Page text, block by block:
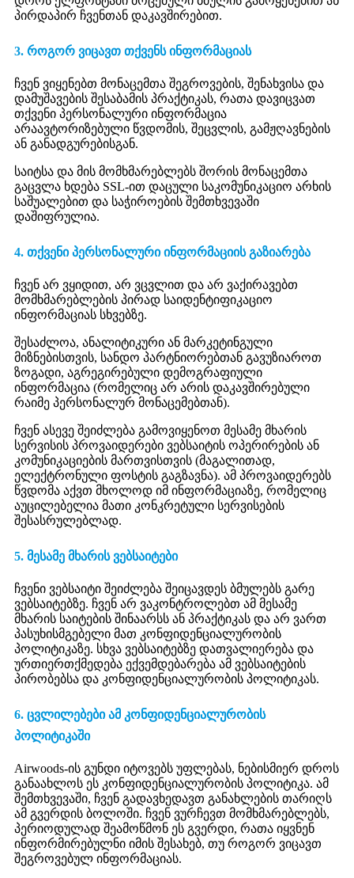
პირდაპირ ჩვენთან დაკავშირებით.
3. როგორ ვიცავთ თქვენს ინფორმაციას
ჩვენ ვიყენებთ მონაცემთა შეგროვების, შენახვისა და
დამუშავების შესაბამის პრაქტიკას, რათა დავიცვათ
თქვენი პერსონალური ინფორმაცია
არაავტორიზებული წვდომის, შეცვლის, გამჟღავნების
ან განადგურებისგან.
საიტსა და მის მომხმარებლებს შორის მონაცემთა
გაცვლა ხდება SSL-ით დაცული საკომუნიკაციო არხის
საშუალებით და საჭიროების შემთხვევაში
დაშიფრულია.
4. თქვენი პერსონალური ინფორმაციის გაზიარება
ჩვენ არ ვყიდით, არ ვცვლით და არ ვაქირავებთ
მომხმარებლების პირად საიდენტიფიკაციო
ინფორმაციას სხვებზე.
შესაძლოა, ანალიტიკური ან მარკეტინგული
მიზნებისთვის, სანდო პარტნიორებთან გავუზიაროთ
ზოგადი, აგრეგირებული დემოგრაფიული
ინფორმაცია (რომელიც არ არის დაკავშირებული
რაიმე პერსონალურ მონაცემებთან).
ჩვენ ასევე შეიძლება გამოვიყენოთ მესამე მხარის
სერვისის პროვაიდერები ვებსაიტის ოპერირების ან
კომუნიკაციების მართვისთვის (მაგალითად,
ელექტრონული ფოსტის გაგზავნა). ამ პროვაიდერებს
წვდომა აქვთ მხოლოდ იმ ინფორმაციაზე, რომელიც
აუცილებელია მათი კონკრეტული სერვისების
შესასრულებლად.
5. მესამე მხარის ვებსაიტები
ჩვენი ვებსაიტი შეიძლება შეიცავდეს ბმულებს გარე
ვებსაიტებზე. ჩვენ არ ვაკონტროლებთ ამ მესამე
მხარის საიტების შინაარსს ან პრაქტიკას და არ ვართ
პასუხისმგებელი მათ კონფიდენციალურობის
პოლიტიკაზე. სხვა ვებსაიტებზე დათვალიერება და
ურთიერთქმედება ექვემდებარება ამ ვებსაიტების
პირობებსა და კონფიდენციალურობის პოლიტიკას.
6. ცვლილებები ამ კონფიდენციალურობის
პოლიტიკაში
Airwoods-ის გუნდი იტოვებს უფლებას, ნებისმიერ დროს
განაახლოს ეს კონფიდენციალურობის პოლიტიკა. ამ
შემთხვევაში, ჩვენ გადავხედავთ განახლების თარიღს
ამ გვერდის ბოლოში. ჩვენ ვურჩევთ მომხმარებლებს,
პერიოდულად შეამოწმონ ეს გვერდი, რათა იყვნენ
ინფორმირებულნი იმის შესახებ, თუ როგორ ვიცავთ
შეგროვებულ ინფორმაციას.